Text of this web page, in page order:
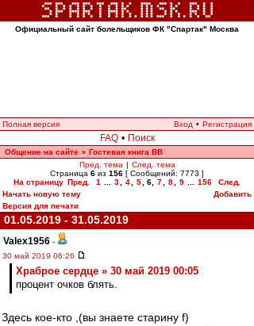
Официальный сайт болельщиков ФК "Спартак" Москва
Полная версия Вход • Регистрация
FAQ • Поиск
Общение на сайте » Гостевая книга ВВ
Пред. тема | След. тема
Страница 6 из 156 [ Сообщений: 7773 ]
На страницу Пред. 1 3 4 5 6 7 8 9 156
След.
Начать новую тему
Добавить
Версия для печати
01.05.2019 - 31.05.2019
Valex1956 -
30 май 2019 06:26
Храброе сердце » 30 май 2019 00:05
процент очков блять.
Здесь кое-кто ,(вы знаете старину f)